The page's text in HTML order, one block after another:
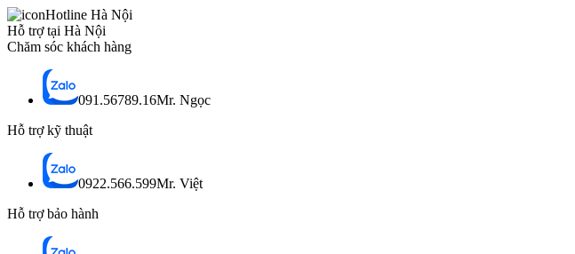
Hotline Hà Nội
Hỗ trợ tại Hà Nội
Chăm sóc khách hàng
091.56789.16Mr. Ngọc
Hỗ trợ kỹ thuật
0922.566.599Mr. Việt
Hỗ trợ bảo hành